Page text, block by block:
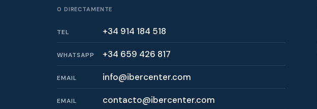
O DIRECTAMENTE
TEL +34 914 184 518
WHATSAPP +34 659 426 817
EMAIL info@ibercenter.com
EMAIL contacto@ibercenter.com